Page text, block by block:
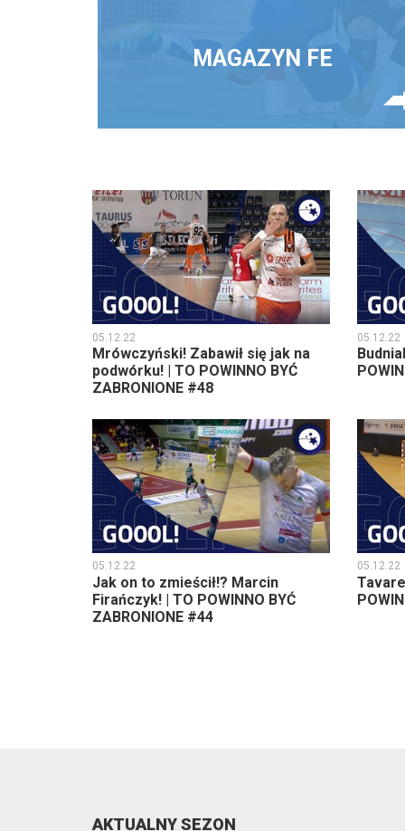
MAGAZYN FE
05.12.22
Mrówczyński! Zabawił się jak na
podwórku! | TO POWINNO BYĆ
ZABRONIONE #48
05.12.22
05.12.22
Jak on to zmieścił!? Marcin
Firańczyk! | TO POWINNO BYĆ
ZABRONIONE #44
05.12.22
AKTUALNY SEZON